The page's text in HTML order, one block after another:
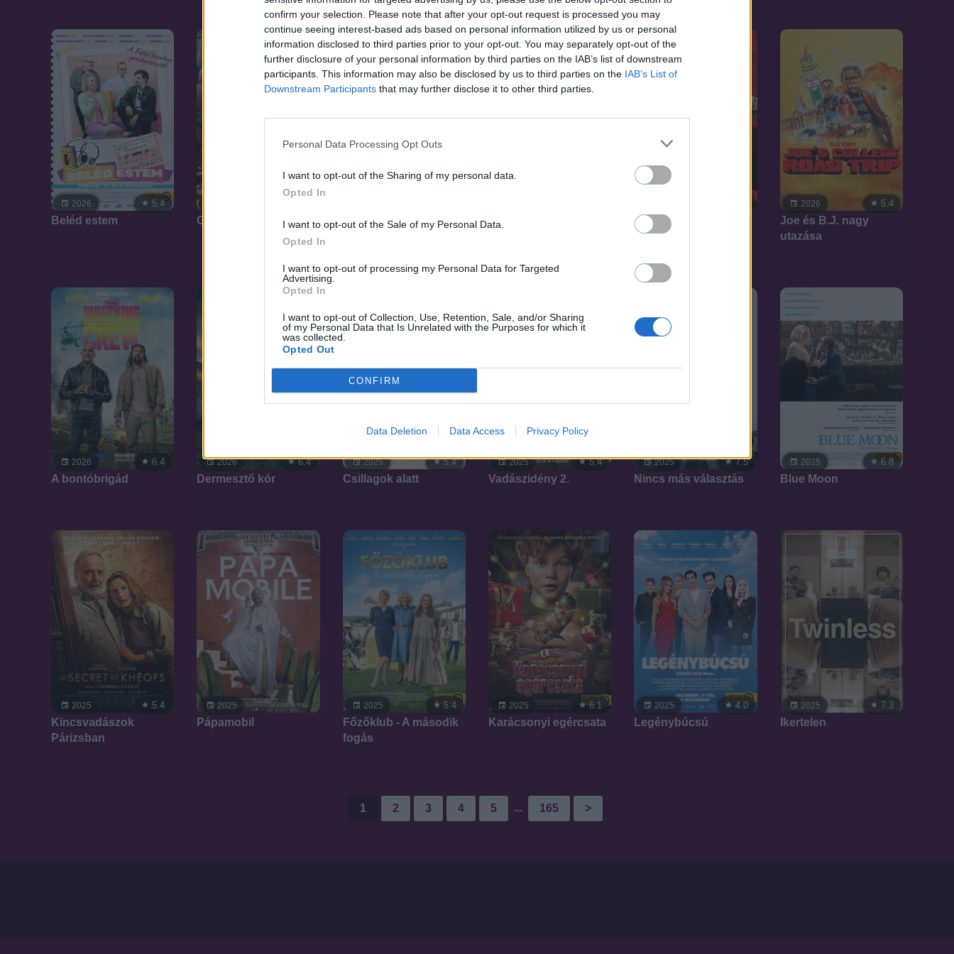
confirm your selection. Please note that after your opt-out request is processed you may
continue seeing interest-based ads based on personal information utilized by us or personal
information disclosed to third parties prior to your opt-out. You may separately opt-out of the
further disclosure of your personal information by third parties on the IAB’s list of downstream
participants. This information may also be disclosed by us to third parties on the IAB’s List of
Downstream Participants that may further disclose it to other third parties.
Personal Data Processing Opt Outs
I want to opt-out of the Sharing of my personal data.
Opted In
I want to opt-out of the Sale of my Personal Data.
Opted In
I want to opt-out of processing my Personal Data for Targeted
Advertising.
Opted In
I want to opt-out of Collection, Use, Retention, Sale, and/or Sharing
of my Personal Data that Is Unrelated with the Purposes for which it
was collected.
Opted Out
CONFIRM
Data Deletion Data Access Privacy Policy
2026 5.4
Beléd estem GOAT - Will, a bajnok Bele a tököm Kész dráma Meg fognak ölni
2026 5.4
Joe és B.J. nagy
utazása
2026 6.4
A bontóbrigád
2026 6.4
Dermesztő kór
2025 5.4
Csillagok alatt
2025 5.4
Vadászidény 2.
2025 7.5
Nincs más választás
2025 6.8
Blue Moon
2025 5.4
Kincsvadászok
Párizsban
2025
Pápamobil
2025 5.4
Főzőklub - A második
fogás
2025 6.1
Karácsonyi egércsata
2025 4.0
Legénybúcsú
2025 7.3
Ikertelen
1 2 3 4 5 ... 165 >